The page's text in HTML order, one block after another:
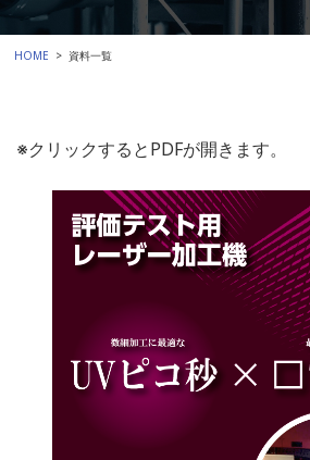
HOME 資料一覧
※クリックするとPDFが開きます。